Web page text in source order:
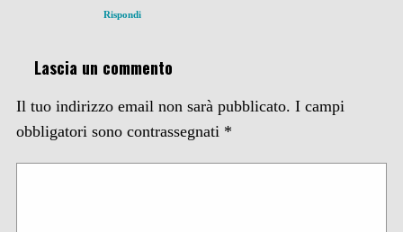
Rispondi
Lascia un commento
Il tuo indirizzo email non sarà pubblicato. I campi
obbligatori sono contrassegnati *